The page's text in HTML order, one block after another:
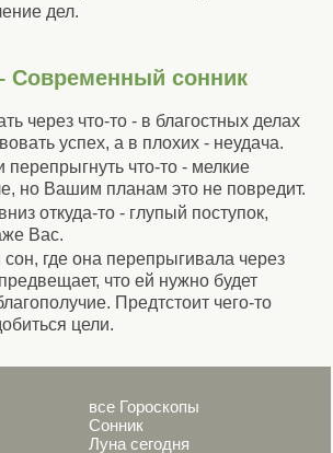
дел.
Современный сонник
через что-то - в благостных делах
успех, а в плохих - неудача.
перепрыгнуть что-то - мелкие
но Вашим планам это не повредит.
откуда-то - глупый поступок,
Вас.
где она перепрыгивала через
что ей нужно будет
Предтстоит чего-то
цели.
все Гороскопы
Сонник
Луна сегодня